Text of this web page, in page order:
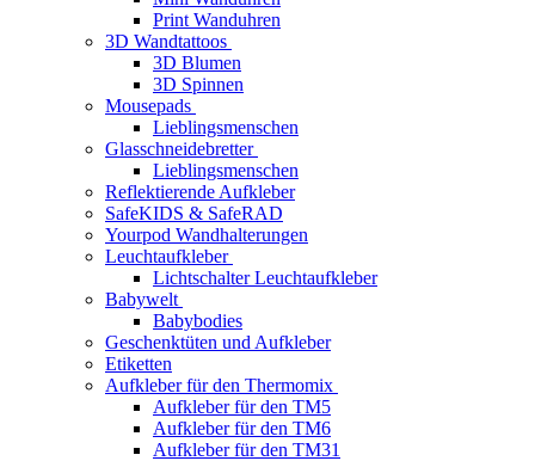
Print Wanduhren
3D Wandtattoos
3D Blumen
3D Spinnen
Mousepads
Lieblingsmenschen
Glasschneidebretter
Lieblingsmenschen
Reflektierende Aufkleber
SafeKIDS & SafeRAD
Yourpod Wandhalterungen
Leuchtaufkleber
Lichtschalter Leuchtaufkleber
Babywelt
Babybodies
Geschenktüten und Aufkleber
Etiketten
Aufkleber für den Thermomix
Aufkleber für den TM5
Aufkleber für den TM6
Aufkleber für den TM31